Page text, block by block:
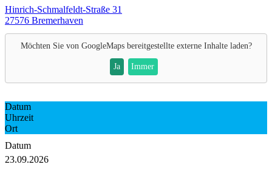
Hinrich-Schmalfeldt-Straße 31
27576 Bremerhaven
Möchten Sie von GoogleMapsbereitgestellte externe Inhalte laden?
Ja Immer
Datum
Uhrzeit
Ort
Datum
23.09.2026